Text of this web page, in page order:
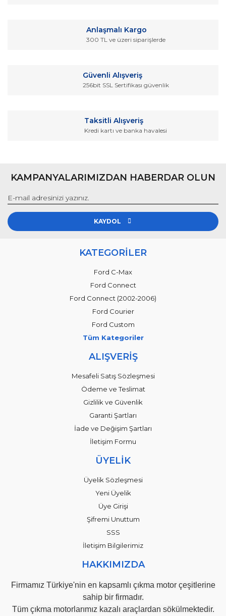
Ürün bilgilerinde hatalar bulunuyor.
Gönder
Anlaşmalı Kargo
300 TL ve üzeri siparişlerde
Güvenli Alışveriş
256bit SSL Sertifikası güvenlik
Taksitli Alışveriş
Kredi kartı ve banka havalesi
KAMPANYALARIMIZDAN HABERDAR OLUN
KAYDOL
KATEGORİLER
Ford C-Max
Ford Connect
Ford Connect (2002-2006)
Ford Courier
Ford Custom
Tüm Kategoriler
ALIŞVERİŞ
Mesafeli Satış Sözleşmesi
Ödeme ve Teslimat
Gizlilik ve Güvenlik
Garanti Şartları
İade ve Değişim Şartları
İletişim Formu
ÜYELİK
Üyelik Sözleşmesi
Yeni Üyelik
Üye Girişi
Şifremi Unuttum
SSS
İletişim Bilgilerimiz
HAKKIMIZDA
Firmamız Türkiye'nin en kapsamlı çıkma motor çeşitlerine
sahip bir firmadır.
Tüm çıkma motorlarımız kazalı araçlardan sökülmektedir.